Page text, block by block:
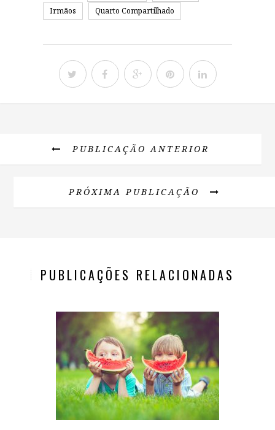
Irmãos
Quarto Compartilhado
PUBLICAÇÃO ANTERIOR
PRÓXIMA PUBLICAÇÃO
PUBLICAÇÕES RELACIONADAS